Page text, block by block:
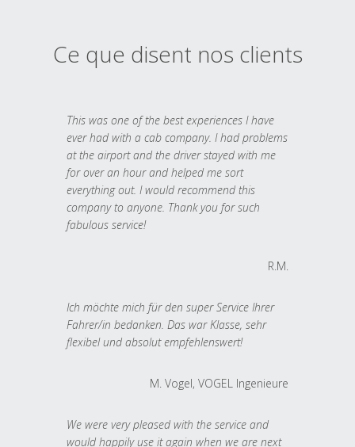
Ce que disent nos clients
This was one of the best experiences I have
ever had with a cab company. I had problems
at the airport and the driver stayed with me
for over an hour and helped me sort
everything out. I would recommend this
company to anyone. Thank you for such
fabulous service!
R.M.
Ich möchte mich für den super Service Ihrer
Fahrer/in bedanken. Das war Klasse, sehr
flexibel und absolut empfehlenswert!
M. Vogel, VOGEL Ingenieure
We were very pleased with the service and
would happily use it again when we are next